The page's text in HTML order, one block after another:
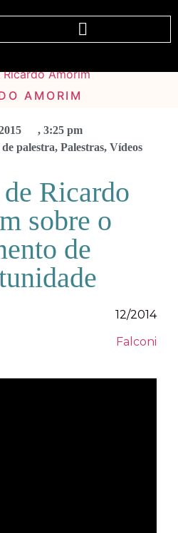
AMORIM
, 3:25 pm
palestra, Palestras, Vídeos
Ricardo
sobre o
de
12/2014
Falconi